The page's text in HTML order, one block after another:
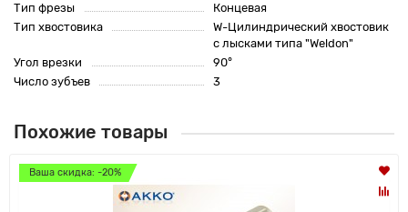
Тип фрезы
Концевая
Тип хвостовика
W-Цилиндрический хвостовик
с лысками типа "Weldon"
Угол врезки
90°
Число зубъев
3
Похожие товары
Ваша скидка: -20%